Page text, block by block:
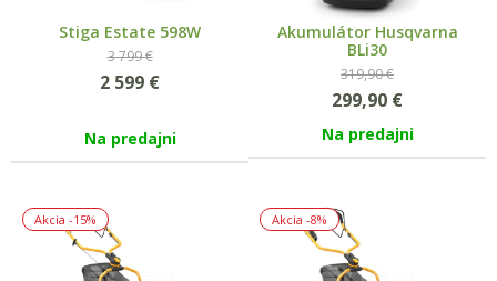
Stiga Estate 598W
3 799 €
2 599 €
Na predajni
Akumulátor Husqvarna
BLi30
319,90 €
299,90 €
Na predajni
Akcia -15% Akcia -8%